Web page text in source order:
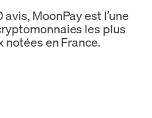
MoonPay est l’une
les plus
notées en France.